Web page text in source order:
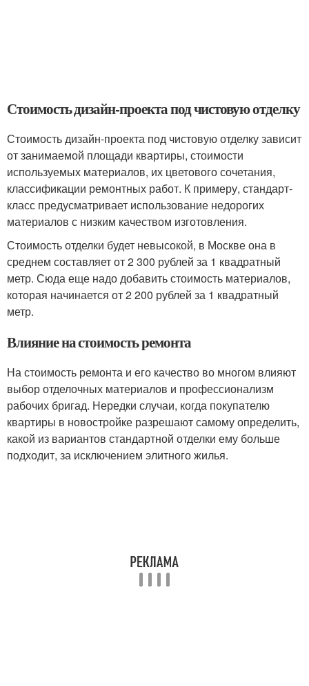
Стоимость дизайн-проекта под чистовую отделку
Стоимость дизайн-проекта под чистовую отделку зависит
от занимаемой площади квартиры, стоимости
используемых материалов, их цветового сочетания,
классификации ремонтных работ. К примеру, стандарт-
класс предусматривает использование недорогих
материалов с низким качеством изготовления.
Стоимость отделки будет невысокой, в Москве она в
среднем составляет от 2 300 рублей за 1 квадратный
метр. Сюда еще надо добавить стоимость материалов,
которая начинается от 2 200 рублей за 1 квадратный
метр.
Влияние на стоимость ремонта
На стоимость ремонта и его качество во многом влияют
выбор отделочных материалов и профессионализм
рабочих бригад. Нередки случаи, когда покупателю
квартиры в новостройке разрешают самому определить,
какой из вариантов стандартной отделки ему больше
подходит, за исключением элитного жилья.